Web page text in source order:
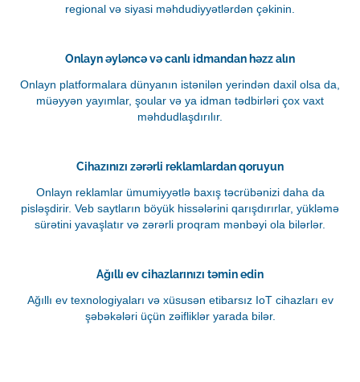
regional və siyasi məhdudiyyətlərdən çəkinin.
Onlayn əyləncə və canlı idmandan həzz alın
Onlayn platformalara dünyanın istənilən yerindən daxil olsa da,
müəyyən yayımlar, şoular və ya idman tədbirləri çox vaxt
məhdudlaşdırılır.
Cihazınızı zərərli reklamlardan qoruyun
Onlayn reklamlar ümumiyyətlə baxış təcrübənizi daha da
pisləşdirir. Veb saytların böyük hissələrini qarışdırırlar, yükləmə
sürətini yavaşlatır və zərərli proqram mənbəyi ola bilərlər.
Ağıllı ev cihazlarınızı təmin edin
Ağıllı ev texnologiyaları və xüsusən etibarsız IoT cihazları ev
şəbəkələri üçün zəifliklər yarada bilər.